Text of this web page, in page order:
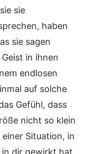
sie
haben
sie sagen
in ihnen
endlosen
auf solche
Gefühl, dass
nicht so klein
Situation, in
dir gewirkt hat,